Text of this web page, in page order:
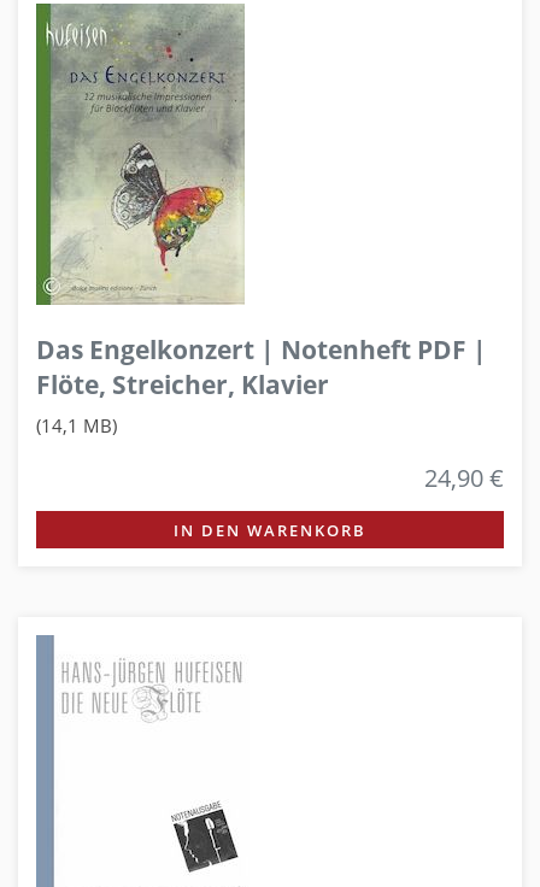
Das Engelkonzert | Notenheft PDF |
Flöte, Streicher, Klavier
(14,1 MB)
24,90 €
IN DEN WARENKORB